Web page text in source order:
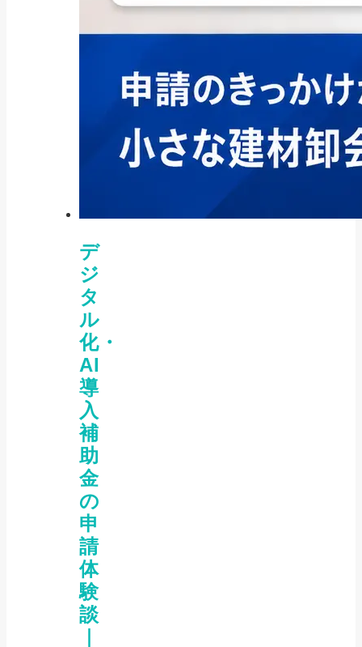
デ
ジ
タ
ル
化・
AI
導
入
補
助
金
の
申
請
体
験
談